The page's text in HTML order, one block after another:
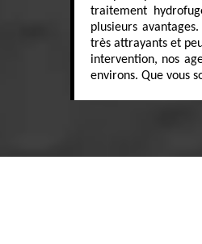
traitement
plusieurs
très attrayants et
intervention, nos
environs. Que vous